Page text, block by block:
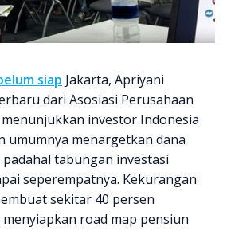
siap Jakarta, Apriyani
dari Asosiasi Perusahaan
investor Indonesia
umumnya menargetkan dana
tabungan investasi
seperempatnya. Kekurangan
sekitar 40 persen
road map pensiun